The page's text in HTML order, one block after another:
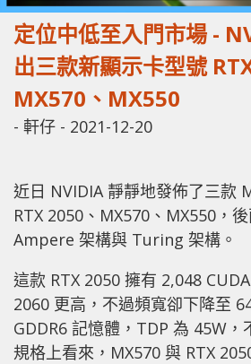
定位中低至入門市場 -
出三款新顯示卡型號
MX570、MX550
- 軒仔 - 2021-12-20
近日 NVIDIA 靜靜地發佈了三款
RTX 2050、MX570、MX550，
Ampere 架構與 Turing 架構。
這款 RTX 2050 擁有 2,048
2060 更高，不過頻寬卻下降至
GDDR6 記憶體，TDP 為 45W，
規格上看來，MX570 與 RTX